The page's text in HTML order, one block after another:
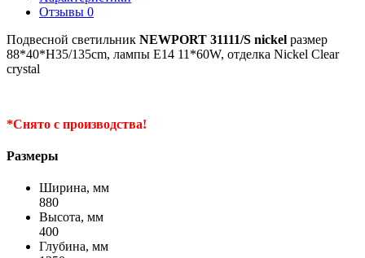
Отзывы 0
Подвесной светильник NEWPORT 31111/S nickel размер
88*40*H35/135cm, лампы E14 11*60W, отделка Nickel Clear
crystal
*Снято с производства!
Размеры
Ширина, мм
880
Высота, мм
400
Глубина, мм